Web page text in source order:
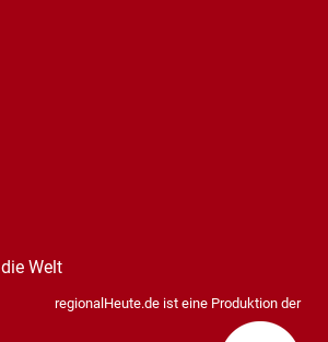
Welt
regionalHeute.de ist eine Produktion der